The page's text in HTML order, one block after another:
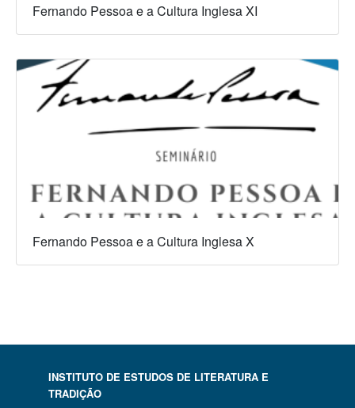
Fernando Pessoa e a Cultura Inglesa XI
Fernando Pessoa e a Cultura Inglesa X
INSTITUTO DE ESTUDOS DE LITERATURA E
TRADIÇÃO